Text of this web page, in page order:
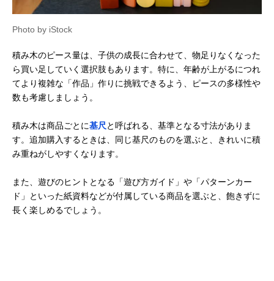
Photo by iStock
積み木のピース量は、子供の成長に合わせて、物足りなくなった
ら買い足していく選択肢もあります。特に、年齢が上がるにつれ
てより複雑な「作品」作りに挑戦できるよう、ピースの多様性や
数も考慮しましょう。
積み木は商品ごとに基尺 と呼ばれる、基準となる寸法がありま
す。追加購入するときは、同じ基尺のものを選ぶと、きれいに積
み重ねがしやすくなります。
また、遊びのヒントとなる「遊び方ガイド」や「パターンカー
ド」といった紙資料などが付属している商品を選ぶと、飽きずに
長く楽しめるでしょう。